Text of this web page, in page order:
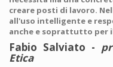
creare posti di lavoro.
all'uso intelligente e
anche e soprattutto per
Fabio Salviato -
Etica